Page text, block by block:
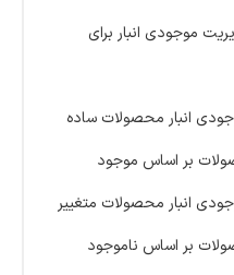
موجودی انبار برای
انبار محصولات ساده
بر اساس موجود
انبار محصولات متغییر
بر اساس ناموجود